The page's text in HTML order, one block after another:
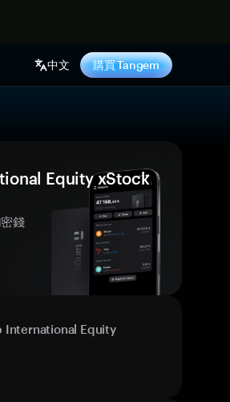
中文 購買 Tangem
Equity xStock
錢
International Equity